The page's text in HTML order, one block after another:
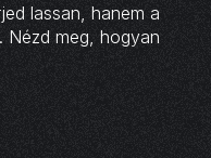
lassan, hanem a
Nézd meg, hogyan